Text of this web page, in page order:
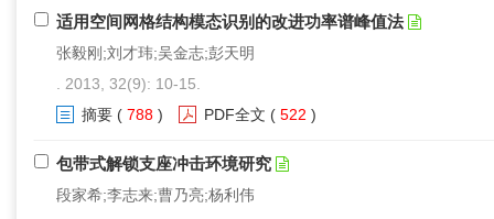
适用空间网格结构模态识别的改进功率谱峰值法
张毅刚;刘才玮;吴金志;彭天明
. 2013, 32(9): 10-15.
摘要 ( 788 ) PDF全文 ( 522 )
包带式解锁支座冲击环境研究
段家希;李志来;曹乃亮;杨利伟